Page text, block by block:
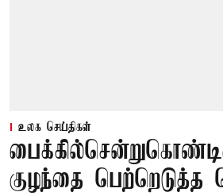
உலக செய்திகள்
குழந்தை